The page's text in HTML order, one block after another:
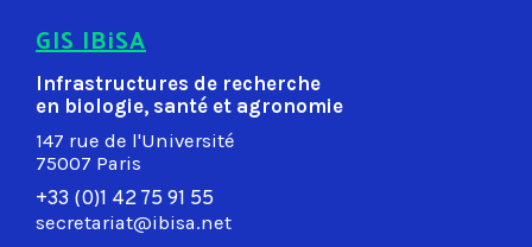
GIS IBiSA
Infrastructures de recherche
en biologie, santé et agronomie
147 rue de l'Université
75007 Paris
+33 (0)1 42 75 91 55
secretariat@ibisa.net